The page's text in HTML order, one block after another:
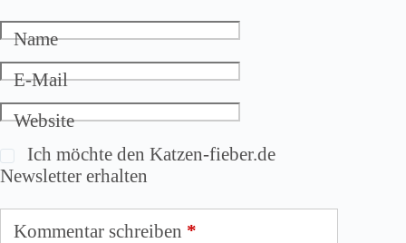
Name
E-Mail
Website
Ich möchte den Katzen-fieber.de
Newsletter erhalten
Kommentar schreiben *